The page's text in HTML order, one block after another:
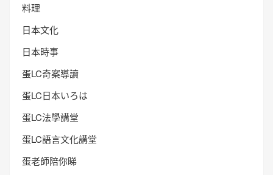
料理
日本文化
日本時事
蛋LC奇案導讀
蛋LC日本いろは
蛋LC法學講堂
蛋LC語言文化講堂
蛋老師陪你睇